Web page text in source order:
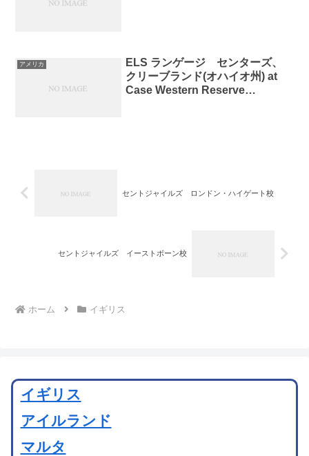
アメリカ
ELS ランゲージ センターズ、
クリーブランド(オハイオ州) at
Case Western Reserve
セントジャイルズ ロンドン・ハイゲート校
セントジャイルズ イーストボーン校
ホーム イギリス
イギリス
アイルランド
マルタ